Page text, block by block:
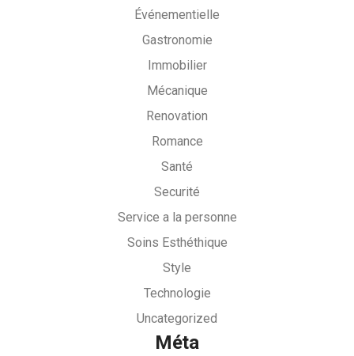
Événementielle
Gastronomie
Immobilier
Mécanique
Renovation
Romance
Santé
Securité
Service a la personne
Soins Esthéthique
Style
Technologie
Uncategorized
Méta